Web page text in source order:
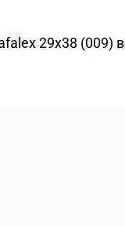
29x38 (009)